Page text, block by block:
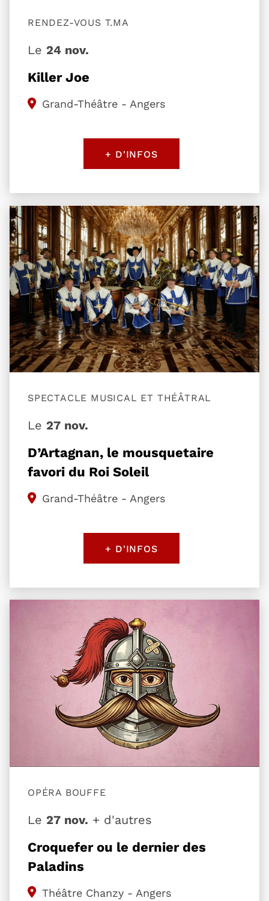
Killer Joe
RENDEZ-VOUS T.MA
Le 24 nov.
Grand-Théâtre - Angers
+ D'INFOS
D’Artagnan, le mousquetaire
favori du Roi Soleil
SPECTACLE MUSICAL ET THÉÂTRAL
Le 27 nov.
Grand-Théâtre - Angers
+ D'INFOS
Plus d'information sur l'évènement D’Artagnan,
Croquefer ou le dernier des
Paladins
OPÉRA BOUFFE
Le 27 nov. + d'autres
Théâtre Chanzy - Angers
Plus d'information sur l'évènement Croquefer